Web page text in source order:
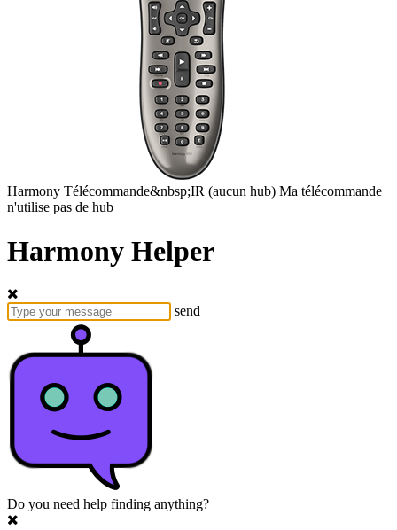
Harmony Télécommande&nbsp;IR (aucun hub) Ma télécommande
n'utilise pas de hub
Harmony Helper
send
Do you need help finding anything?